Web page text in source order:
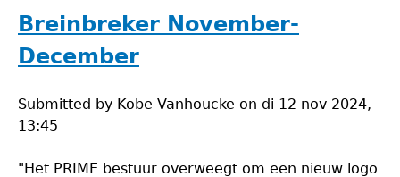
Breinbreker November-
December
Submitted by Kobe Vanhoucke on di 12 nov 2024,
13:45
"Het PRIME bestuur overweegt om een nieuw logo